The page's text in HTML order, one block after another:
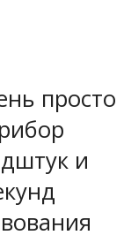
просто
и